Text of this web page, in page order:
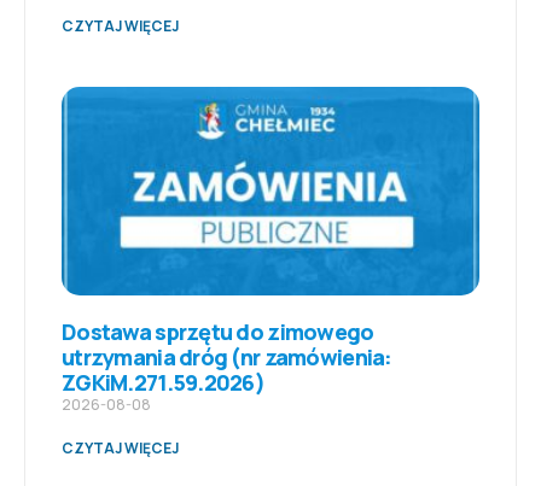
CZYTAJ WIĘCEJ
Dostawa sprzętu do zimowego
utrzymania dróg (nr zamówienia:
ZGKiM.271.59.2026)
2026-08-08
CZYTAJ WIĘCEJ